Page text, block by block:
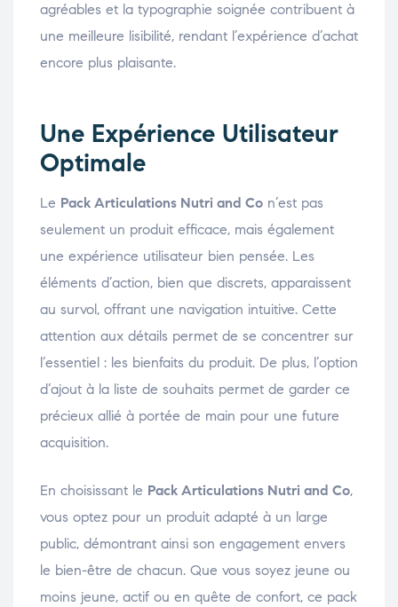
agréables et la typographie soignée contribuent à
une meilleure lisibilité, rendant l’expérience d’achat
encore plus plaisante.
Une Expérience Utilisateur
Optimale
Le Pack Articulations Nutri and Co n’est pas
seulement un produit efficace, mais également
une expérience utilisateur bien pensée. Les
éléments d’action, bien que discrets, apparaissent
au survol, offrant une navigation intuitive. Cette
attention aux détails permet de se concentrer sur
l’essentiel : les bienfaits du produit. De plus, l’option
d’ajout à la liste de souhaits permet de garder ce
précieux allié à portée de main pour une future
acquisition.
En choisissant le Pack Articulations Nutri and Co,
vous optez pour un produit adapté à un large
public, démontrant ainsi son engagement envers
le bien-être de chacun. Que vous soyez jeune ou
moins jeune, actif ou en quête de confort, ce pack